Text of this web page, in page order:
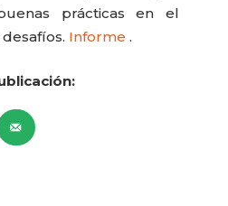
prácticas en el
Informe .